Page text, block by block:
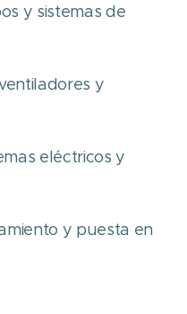
y sistemas de
y
eléctricos y
y puesta en